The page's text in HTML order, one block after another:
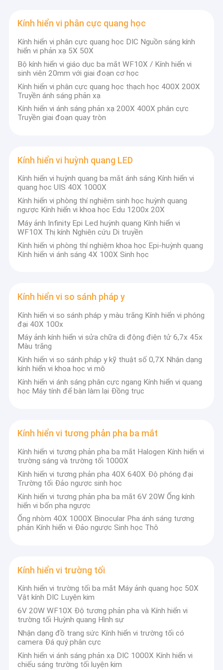
Các sản phẩm
Về chúng tôi
Tham quan nhà máy
Kiểm soát chất lượng
Liên hệ chúng tôi
Kính hiển vi luyện kim quang học
Kính hiển vi sinh học dành cho sinh viên
Kính hiển vi sinh học phòng thí nghiệm
Kính hiển vi phân cực quang học
Kính hiển vi phân cực quang học DIC Nguồn sáng kính
hiển vi phản xạ 5X 50X
Bộ kính hiển vi giáo dục ba mắt WF10X / Kính hiển vi
sinh viên 20mm với giai đoạn cơ học
Kính hiển vi phân cực quang học thạch học 400X 200X
Truyền ánh sáng phản xạ
Kính hiển vi ánh sáng phản xạ 200X 400X phân cực
Truyền giai đoạn quay tròn
Kính hiển vi huỳnh quang LED
Kính hiển vi huỳnh quang ba mắt ánh sáng Kính hiển vi
quang học UIS 40X 1000X
Kính hiển vi phòng thí nghiệm sinh học huỳnh quang
ngược Kính hiển vi khoa học Edu 1200x 20X
Máy ảnh Infinity Epi Led huỳnh quang Kính hiển vi
WF10X Thị kính Nghiên cứu Di truyền
Kính hiển vi phòng thí nghiệm khoa học Epi-huỳnh quang
Kính hiển vi ánh sáng 4X 100X Sinh học
Kính hiển vi so sánh pháp y
Kính hiển vi so sánh pháp y màu trắng Kính hiển vi phóng
đại 40X 100x
Máy ảnh kính hiển vi sửa chữa di động điện tử 6,7x 45x
Màu trắng
Kính hiển vi so sánh pháp y kỹ thuật số 0,7X Nhận dạng
kính hiển vi khoa học vi mô
Kính hiển vi ánh sáng phân cực ngang Kính hiển vi quang
học Máy tính để bàn làm lại Đồng trục
Kính hiển vi tương phản pha ba mắt
Kính hiển vi tương phản pha ba mắt Halogen Kính hiển vi
trường sáng và trường tối 1000X
Kính hiển vi tương phản pha 40X 640X Độ phóng đại
Trường tối Đảo ngược sinh học
Kính hiển vi tương phản pha ba mắt 6V 20W Ống kính
hiển vi bốn pha ngược
Ống nhòm 40X 1000X Binocular Pha ánh sáng tương
phản Kính hiển vi Đảo ngược Sinh học Thô
Kính hiển vi trường tối
Kính hiển vi trường tối ba mắt Máy ảnh quang học 50X
Vật kính DIC Luyện kim
6V 20W WF10X Độ tương phản pha và Kính hiển vi
trường tối Huỳnh quang Hình sự
Nhận dạng đồ trang sức Kính hiển vi trường tối có
camera Đá quý phân cực
Kính hiển vi ánh sáng phản xạ DIC 1000X Kính hiển vi
chiếu sáng trường tối luyện kim
(Trụ sở chính của PMC), và trở thành Nhà lắp ráp cáp được ủy quyền duy
tại Mỹ vào năm 2011. CMC ban đầu là công ty con của Tập đoàn Tuthill
(hơn 100 năm lịch sử), có trụ sở chính tại New Haven Indiana Hoa Kỳ và trở
thành độc lập vào năm 2011. CMC có thể cung cấp các sản phẩm điều
khiển truyền động cao cấp đa dạng và các giải pháp kỹ thuật.
Phidix, một trong những thương hiệu độc lập của PMC, đại diện cho các
dòng sản phẩm kính hiển vi đa dạng, bao gồm okính hiển vi luyện kim dọc
kính hiển vi sinh học dành cho học sinh, kính hiển vi sinh học trong phòng
thí nghiệm, kính hiển vi quang học ngược, kính hiển vi phân cực quang học
và kính hiển vi huỳnh quang dẫn, v.v., cung cấp cho khách hàng các sản
phẩm chất lượng cao và OEM cho các thương hiệu hạng nhất quốc tế.Sản
phẩm kính hiển vi Phidix có thể được ứng dụng rộng rãi cho các ứng dụng